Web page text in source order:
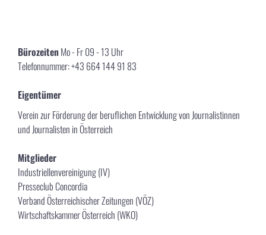
BürozeitenMo - Fr 09 - 13 Uhr
Telefonnummer: +43 664 144 91 83
Eigentümer
Verein zur Förderung der beruflichen Entwicklung von Journalistinnen
und Journalisten in Österreich
Mitglieder
Industriellenvereinigung (IV)
Presseclub Concordia
Verband Österreichischer Zeitungen (VÖZ)
Wirtschaftskammer Österreich (WKO)